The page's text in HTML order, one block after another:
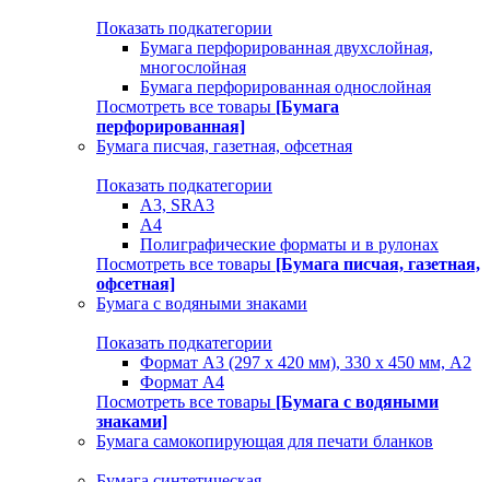
Показать подкатегории
Бумага перфорированная двухслойная,
многослойная
Бумага перфорированная однослойная
Посмотреть все товары [Бумага
перфорированная]
Бумага писчая, газетная, офсетная
Показать подкатегории
А3, SRA3
А4
Полиграфические форматы и в рулонах
Посмотреть все товары [Бумага писчая, газетная,
офсетная]
Бумага с водяными знаками
Показать подкатегории
Формат А3 (297 х 420 мм), 330 х 450 мм, А2
Формат А4
Посмотреть все товары [Бумага с водяными
знаками]
Бумага самокопирующая для печати бланков